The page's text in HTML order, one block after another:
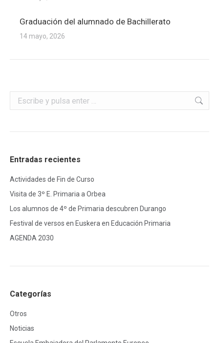
Graduación del alumnado de Bachillerato
14 mayo, 2026
Buscar:
Entradas recientes
Actividades de Fin de Curso
Visita de 3º E. Primaria a Orbea
Los alumnos de 4º de Primaria descubren Durango
Festival de versos en Euskera en Educación Primaria
AGENDA 2030
Categorías
Otros
Noticias